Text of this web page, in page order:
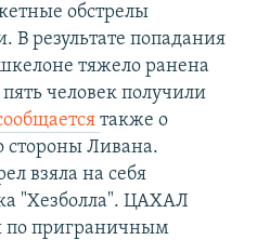
обстрелы
В результате попадания
тяжело ранена
человек получили
также о
стороны Ливана.
взяла на себя
"Хезболла". ЦАХАЛ
по приграничным